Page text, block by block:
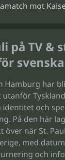
mot
på TV &
Hamburg har
utanför
identitet och
På den här
över när St.
med
och